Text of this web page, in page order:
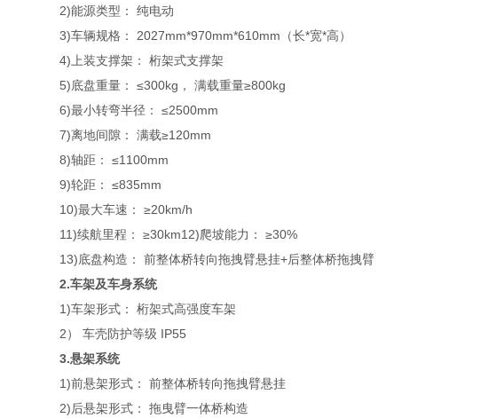
2)能源类型： 纯电动
3)车辆规格： 2027mm*970mm*610mm（长*宽*高）
4)上装支撑架： 桁架式支撑架
5)底盘重量： ≤300kg， 满载重量≥800kg
6)最小转弯半径： ≤2500mm
7)离地间隙： 满载≥120mm
8)轴距： ≤1100mm
9)轮距： ≤835mm
10)最大车速： ≥20km/h
11)续航里程： ≥30km12)爬坡能力： ≥30%
13)底盘构造： 前整体桥转向拖拽臂悬挂+后整体桥拖拽臂
2.车架及车身系统
1)车架形式： 桁架式高强度车架
2） 车壳防护等级 IP55
3.悬架系统
1)前悬架形式： 前整体桥转向拖拽臂悬挂
2)后悬架形式： 拖曳臂一体桥构造